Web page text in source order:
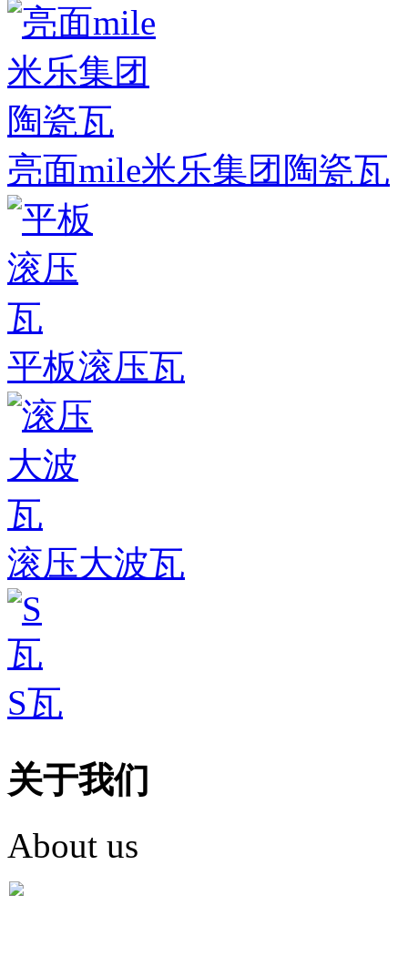
亮面mile米乐集团陶瓷瓦
平板滚压瓦
滚压大波瓦
S瓦
关于我们
About us